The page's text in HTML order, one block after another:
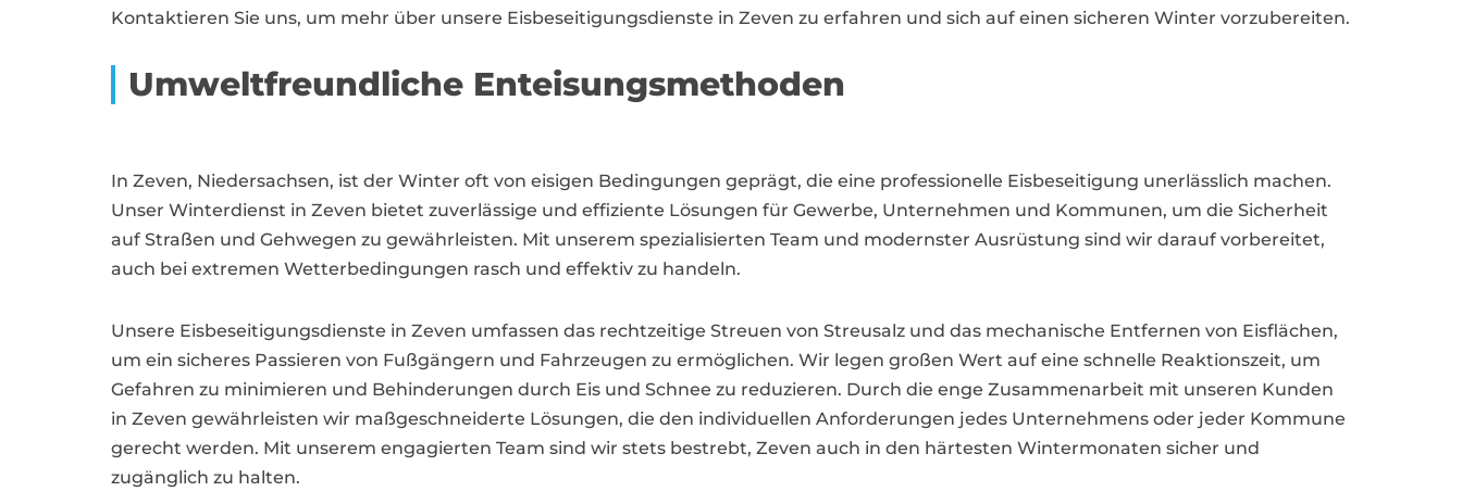
Kontaktieren Sie uns, um mehr über unsere Eisbeseitigungsdienste in Zeven zu erfahren und sich auf einen sicheren Winter vorzubereiten.
Umweltfreundliche Enteisungsmethoden
In Zeven, Niedersachsen, ist der Winter oft von eisigen Bedingungen geprägt, die eine professionelle Eisbeseitigung unerlässlich machen.
Unser Winterdienst in Zeven bietet zuverlässige und effiziente Lösungen für Gewerbe, Unternehmen und Kommunen, um die Sicherheit
auf Straßen und Gehwegen zu gewährleisten. Mit unserem spezialisierten Team und modernster Ausrüstung sind wir darauf vorbereitet,
auch bei extremen Wetterbedingungen rasch und effektiv zu handeln.
Unsere Eisbeseitigungsdienste in Zeven umfassen das rechtzeitige Streuen von Streusalz und das mechanische Entfernen von Eisflächen,
um ein sicheres Passieren von Fußgängern und Fahrzeugen zu ermöglichen. Wir legen großen Wert auf eine schnelle Reaktionszeit, um
Gefahren zu minimieren und Behinderungen durch Eis und Schnee zu reduzieren. Durch die enge Zusammenarbeit mit unseren Kunden
in Zeven gewährleisten wir maßgeschneiderte Lösungen, die den individuellen Anforderungen jedes Unternehmens oder jeder Kommune
gerecht werden. Mit unserem engagierten Team sind wir stets bestrebt, Zeven auch in den härtesten Wintermonaten sicher und
zugänglich zu halten.